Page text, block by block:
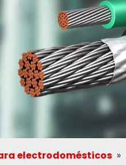
electrodomésticos »